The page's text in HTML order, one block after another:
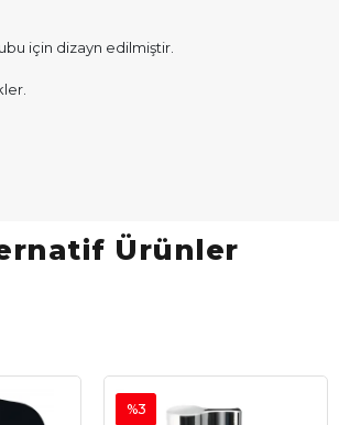
için dizayn edilmiştir.
Ürünler
%3